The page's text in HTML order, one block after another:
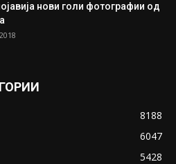
нови голи фотографии од
8188
6047
5428